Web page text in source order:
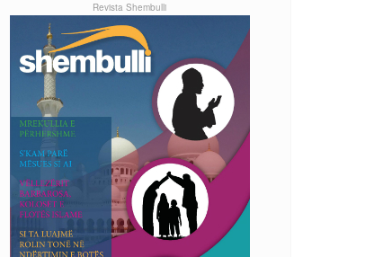
Revista Shembulli